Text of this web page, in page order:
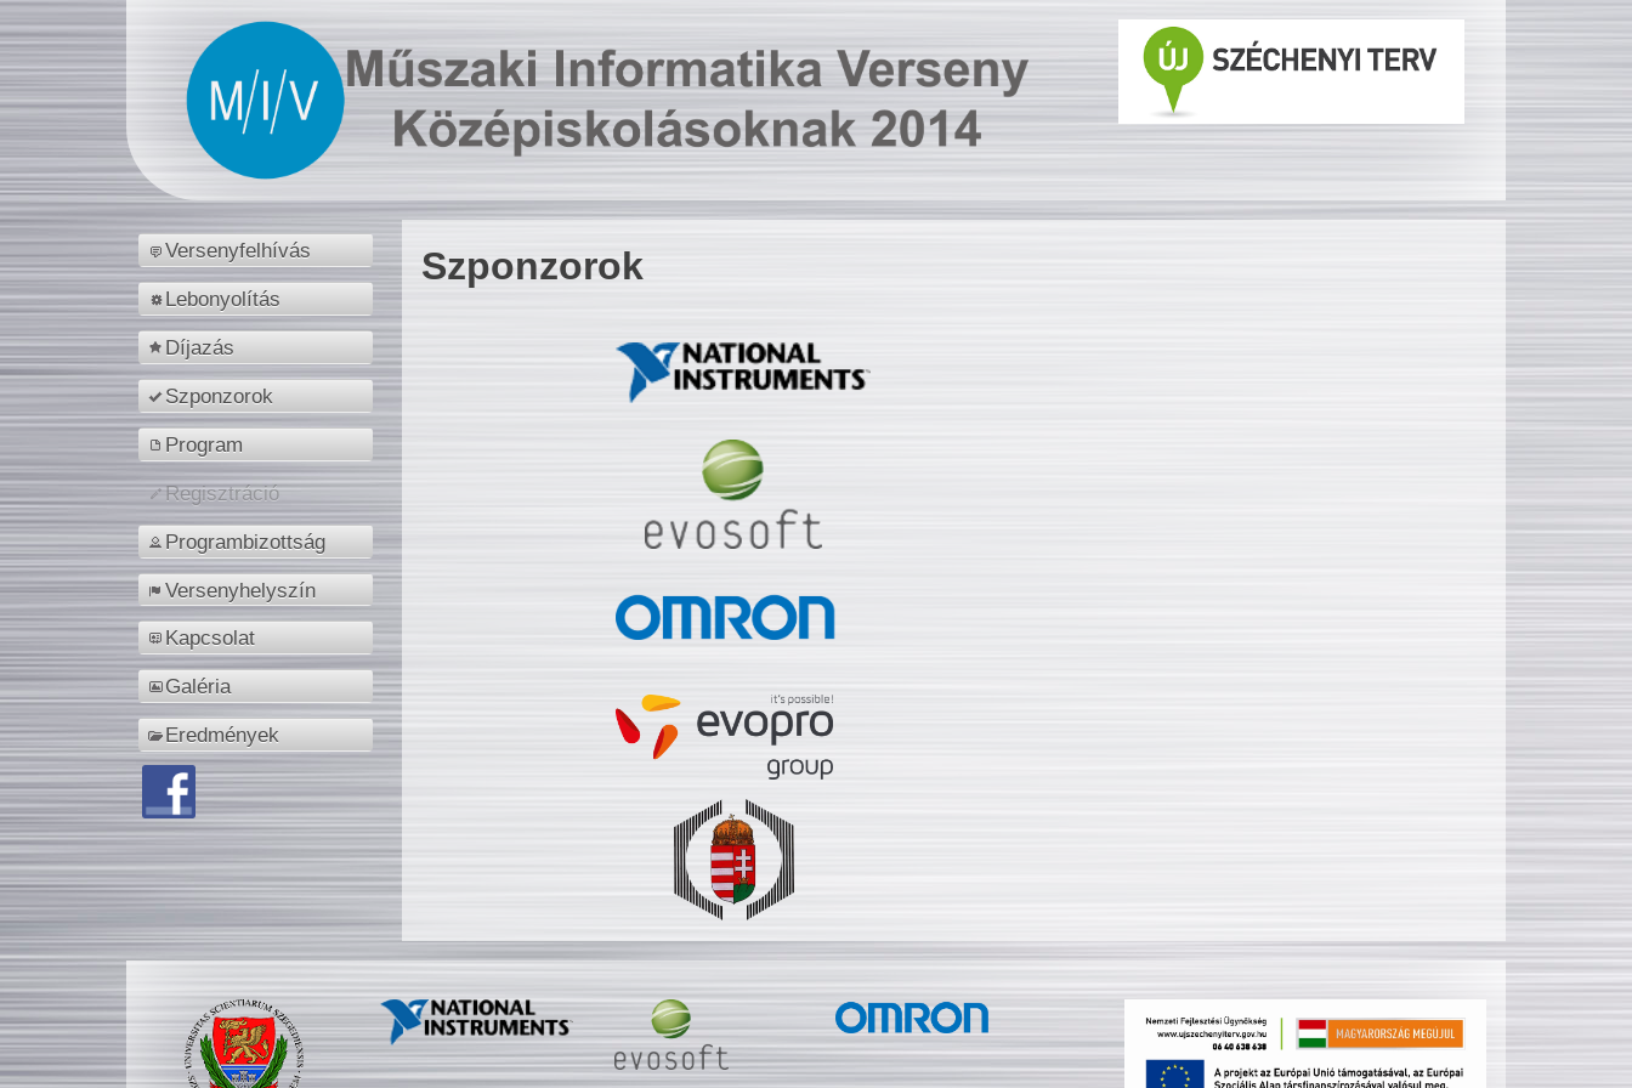
Versenyfelhívás
Lebonyolítás
Díjazás
Szponzorok
Program
Regisztráció
Programbizottság
Versenyhelyszín
Kapcsolat
Galéria
Eredmények
Szponzorok